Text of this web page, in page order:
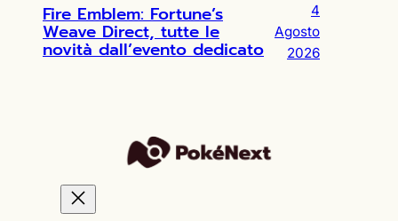
Fire Emblem: Fortune’s
Weave Direct, tutte le
novità dall’evento dedicato
4
Agosto
2026